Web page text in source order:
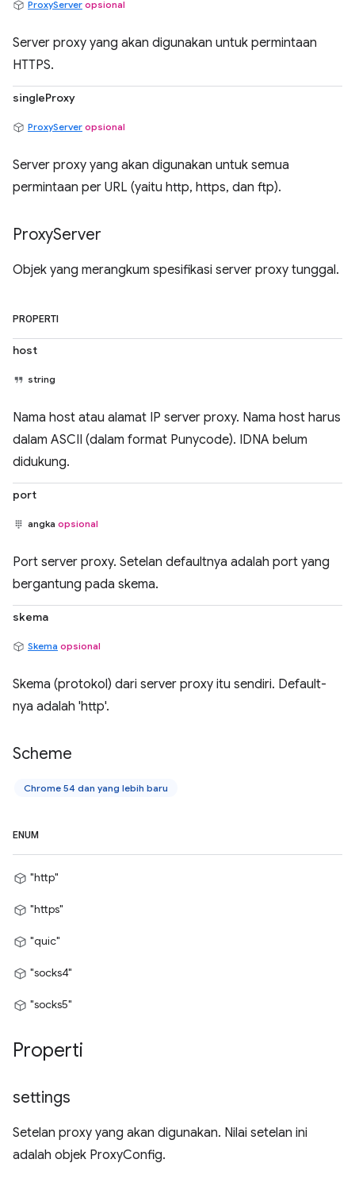
ProxyServer opsional
Server proxy yang akan digunakan untuk permintaan
HTTPS.
singleProxy
ProxyServer opsional
Server proxy yang akan digunakan untuk semua
permintaan per URL (yaitu http, https, dan ftp).
ProxyServer
Objek yang merangkum spesifikasi server proxy tunggal.
PROPERTI
host
string
Nama host atau alamat IP server proxy. Nama host harus
dalam ASCII (dalam format Punycode). IDNA belum
didukung.
port
angka opsional
Port server proxy. Setelan defaultnya adalah port yang
bergantung pada skema.
skema
Skema opsional
Skema (protokol) dari server proxy itu sendiri. Default-
nya adalah 'http'.
Scheme
Chrome 54 dan yang lebih baru
ENUM
"http"
"https"
"quic"
"socks4"
"socks5"
Properti
settings
Setelan proxy yang akan digunakan. Nilai setelan ini
adalah objek ProxyConfig.